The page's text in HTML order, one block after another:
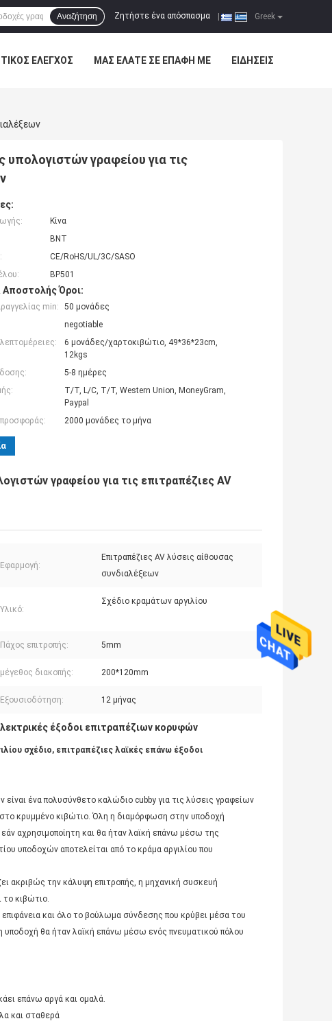
Greek
Ζητήστε ένα απόσπασμα
Αναζήτηση
ΈΛΕΓΧΟΣ ΜΑΣ ΕΛΆΤΕ ΣΕ ΕΠΑΦΉ ΜΕ ΕΙΔΉΣΕΙΣ
γραφείου για τις
Κίνα
BNT
CE/RoHS/UL/3C/SASO
BP501
Όροι:
min:
50 μονάδες
negotiable
6 μονάδες/χαρτοκιβώτιο, 49*36*23cm,
12kgs
5-8 ημέρες
T/T, L/C, T/T, Western Union, MoneyGram,
Paypal
2000 μονάδες το μήνα
γραφείου για τις επιτραπέζιες AV
Εφαρμογή:
Επιτραπέζιες AV λύσεις αίθουσας
συνδιαλέξεων
Υλικό:
Σχέδιο κραμάτων αργιλίου
Πάχος επιτροπής: 5mm
μέγεθος διακοπής: 200*120mm
Εξουσιοδότηση: 12 μήνας
έξοδοι επιτραπέζιων κορυφών
σχέδιο, επιτραπέζιες λαϊκές επάνω έξοδοι
ένα πολυσύνθετο καλώδιο cubby για τις λύσεις γραφείων
κρυμμένο κιβώτιο. Όλη η διαμόρφωση στην υποδοχή
αχρησιμοποίητη και θα ήταν λαϊκή επάνω μέσω της
υποδοχών αποτελείται από το κράμα αργιλίου που
ακριβώς την κάλυψη επιτροπής, η μηχανική συσκευή
κιβώτιο.
και όλο το βούλωμα σύνδεσης που κρύβει μέσα του
υποδοχή θα ήταν λαϊκή επάνω μέσω ενός πνευματικού πόλου
επάνω αργά και ομαλά.
και σταθερά